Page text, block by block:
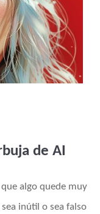
de AI
algo quede muy
inútil o sea falso